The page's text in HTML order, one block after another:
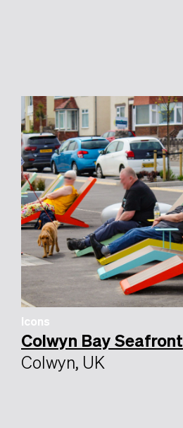
Icons
Colwyn Bay Seafront
Colwyn, UK